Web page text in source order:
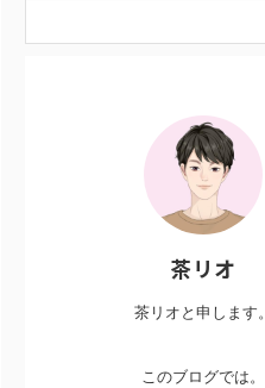
茶リオ
茶リオと申します。
このブログでは。